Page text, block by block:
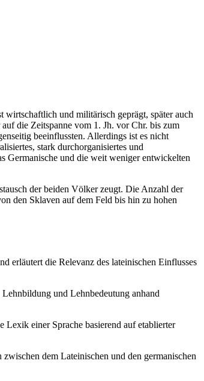
und militärisch geprägt, später auch
die Zeitspanne vom 1. Jh. vor Chr. bis zum
beeinflussten. Allerdings ist es nicht
stark durchorganisiertes und
Germanische und die weit weniger entwickelten
der beiden Völker zeugt. Die Anzahl der
den Sklaven auf dem Feld bis hin zu hohen
erläutert die Relevanz des lateinischen Einflusses
und Lehnbedeutung anhand
einer Sprache basierend auf etablierter
dem Lateinischen und den germanischen